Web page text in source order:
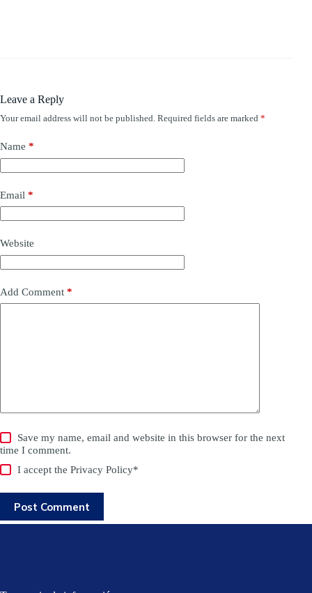
Leave a Reply
Your email address will not be published. Required fields are marked *
Name *
Email *
Website
Add Comment *
Save my name, email and website in this browser for the next
time I comment.
I accept thePrivacy Policy*
Post Comment